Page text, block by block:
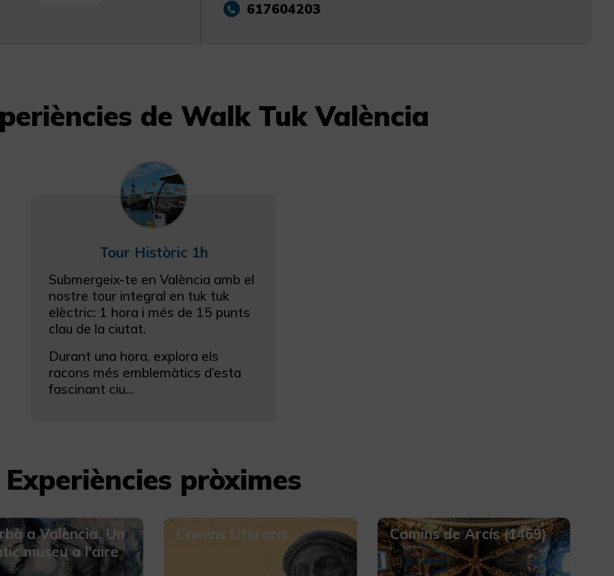
617604203
de Walk Tuk València
Tour Històric 1h
Submergeix-te en València amb el
nostre tour integral en tuk tuk
elèctric: 1 hora i més de 15 punts
clau de la ciutat.
Durant una hora, explora els
racons més emblemàtics d’esta
fascinant ciu...
Experiències pròximes
a València. Un
museu a l'aire
Camins Literaris Camins de Arcís (1469)